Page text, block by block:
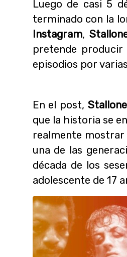
Luego de casi 5
terminado con la
Instagram,
pretende
episodios por
En el post,
que la historia se
realmente mostrar
una de las
década de los
adolescente de 17